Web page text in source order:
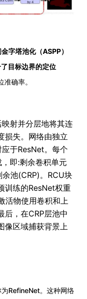
字塔池化（ASPP）
目标边界的定位
确率。
射并分层地将其连
损失。网络由独立
于ResNet。每个
即:剩余卷积单元
池(CRP)。RCU块
训练的ResNet权重
活物使用卷积和上
后，在CRP层池中
像区域捕获背景上
RefineNet。这种网络